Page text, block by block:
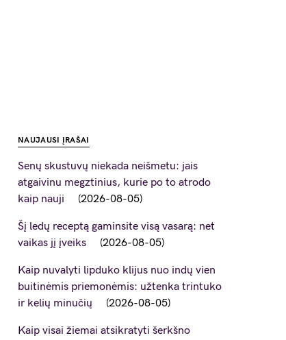
NAUJAUSI ĮRAŠAI
Senų skustuvų niekada neišmetu: jais
atgaivinu megztinius, kurie po to atrodo
kaip nauji
2026-08-05
Šį ledų receptą gaminsite visą vasarą: net
vaikas jį įveiks
2026-08-05
Kaip nuvalyti lipduko klijus nuo indų vien
buitinėmis priemonėmis: užtenka trintuko
ir kelių minučių
2026-08-05
Kaip visai žiemai atsikratyti šerkšno